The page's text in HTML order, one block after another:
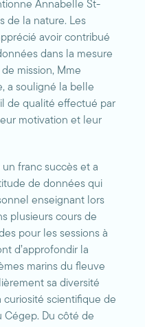
Annabelle St-
de la nature. Les
avoir contribué
dans la mesure
mission, Mme
a souligné la belle
de qualité effectué par
motivation et leur
franc succès et a
de données qui
enseignant lors
plusieurs cours de
pour les sessions à
d’approfondir la
marins du fleuve
sa diversité
scientifique de
Cégep. Du côté de